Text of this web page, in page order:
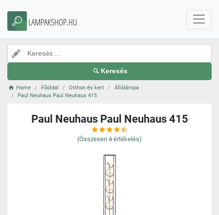
LAMPAKSHOP.HU
Keresés
Home Főoldal Otthon és kert
Állólámpa
Paul Neuhaus Paul Neuhaus 415
Paul Neuhaus Paul Neuhaus 415
(Összesen 4 értékelés)